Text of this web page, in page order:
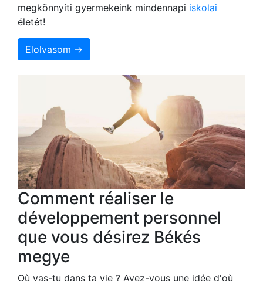
megkönnyíti gyermekeink mindennapi iskolai
életét!
Elolvasom →
Comment réaliser le
développement personnel
que vous désirez Békés
megye
Où vas-tu dans ta vie ? Avez-vous une idée d'où